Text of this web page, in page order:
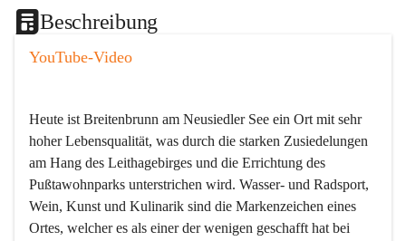
Beschreibung
YouTube-Video
Heute ist Breitenbrunn am Neusiedler See ein Ort mit sehr
hoher Lebensqualität, was durch die starken Zusiedelungen
am Hang des Leithagebirges und die Errichtung des
Pußtawohnparks unterstrichen wird. Wasser- und Radsport,
Wein, Kunst und Kulinarik sind die Markenzeichen eines
Ortes, welcher es als einer der wenigen geschafft hat bei